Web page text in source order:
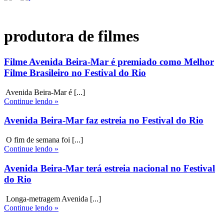
produtora de filmes
Filme Avenida Beira-Mar é premiado como Melhor
Filme Brasileiro no Festival do Rio
Avenida Beira-Mar é [...]
Continue lendo »
Avenida Beira-Mar faz estreia no Festival do Rio
O fim de semana foi [...]
Continue lendo »
Avenida Beira-Mar terá estreia nacional no Festival
do Rio
Longa-metragem Avenida [...]
Continue lendo »